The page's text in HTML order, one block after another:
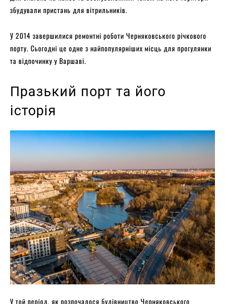
збудували пристань для вітрильників.
У 2014 завершилися ремонтні роботи Черняковського річкового
порту. Сьогодні це одне з найпопулярніших місць для прогулянки
та відпочинку у Варшаві.
Празький порт та його
історія
У той період, як розпочалося будівництво Черняковського